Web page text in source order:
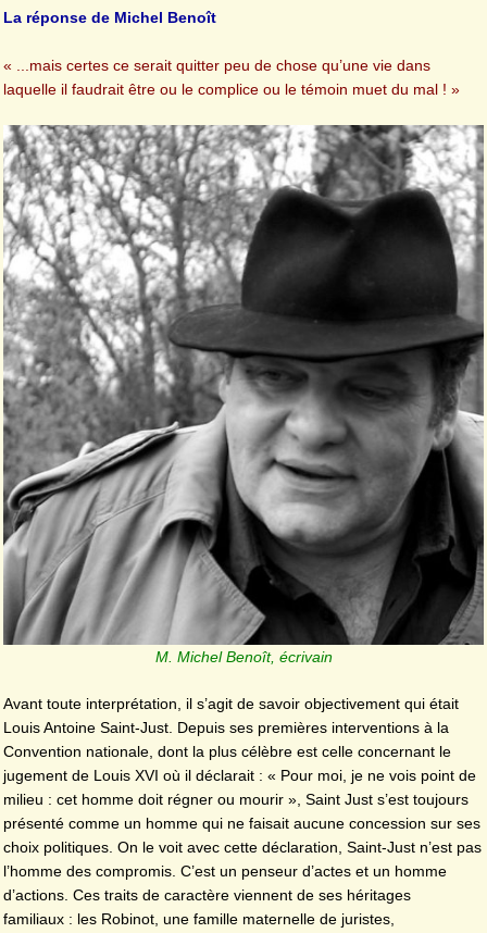
La réponse de Michel Benoît
« ...mais certes ce serait quitter peu de chose qu’une vie dans
laquelle il faudrait être ou le complice ou le témoin muet du mal ! »
M. Michel Benoît, écrivain
Avant toute interprétation, il s’agit de savoir objectivement qui était
Louis Antoine Saint-Just. Depuis ses premières interventions à la
Convention nationale, dont la plus célèbre est celle concernant le
jugement de Louis XVI où il déclarait : « Pour moi, je ne vois point de
milieu : cet homme doit régner ou mourir », Saint Just s’est toujours
présenté comme un homme qui ne faisait aucune concession sur ses
choix politiques. On le voit avec cette déclaration, Saint-Just n’est pas
l’homme des compromis. C’est un penseur d’actes et un homme
d’actions. Ces traits de caractère viennent de ses héritages
familiaux : les Robinot, une famille maternelle de juristes,